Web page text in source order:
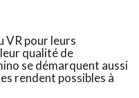
VR pour leurs
qualité de
se démarquent aussi
rendent possibles à